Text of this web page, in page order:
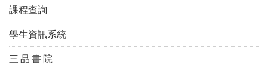
課程查詢
學生資訊系統
三 品 書 院